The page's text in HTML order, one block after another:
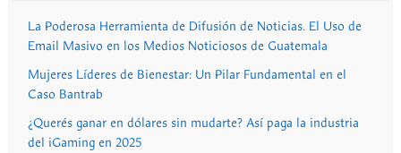
La Poderosa Herramienta de Difusión de Noticias. El Uso de
Email Masivo en los Medios Noticiosos de Guatemala
Mujeres Líderes de Bienestar: Un Pilar Fundamental en el
Caso Bantrab
¿Querés ganar en dólares sin mudarte? Así paga la industria
del iGaming en 2025